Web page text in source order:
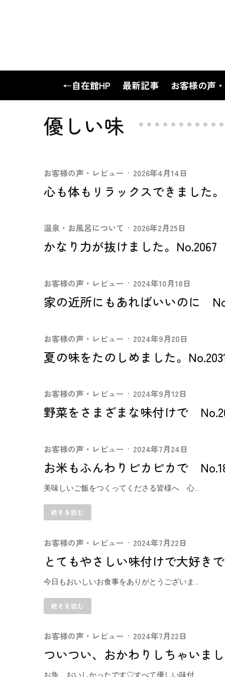
←自在館HP 最新記事 お客様の声
優しい味
お客様の声・レビュー · 2026年4月14日
心も体もリラックスできました。
温泉・お風呂について · 2026年2月25日
かなり力が抜けました。No.2067
お客様の声・レビュー · 2024年10月18日
家の近所にもあればいいのに
お客様の声・レビュー · 2024年9月20日
夏の味をたのしめました。
お客様の声・レビュー · 2024年9月12日
野菜をさまざまな味付けで
お客様の声・レビュー · 2024年7月24日
お米もふんわりピカピカで
美味しいご飯をつくってくださる皆様へ 心...
続きを読む
お客様の声・レビュー · 2024年7月22日
とてもやさしい味付けで大好き
今日もおいしいお食事をありがとうございま...
続きを読む
お客様の声・レビュー · 2024年7月22日
ついつい、おかわりしちゃいま
お魚、おいしかったです♡すべて優しい味付...